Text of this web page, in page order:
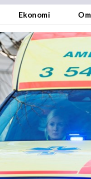
Ekonomi Om